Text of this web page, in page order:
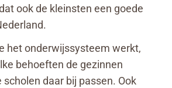
ook de kleinsten een goede
het onderwijssysteem werkt,
behoeften de gezinnen
scholen daar bij passen. Ook